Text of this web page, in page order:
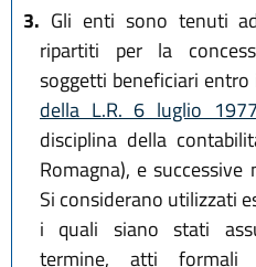
3. Gli enti sono tenuti
ripartiti per la
soggetti beneficiari
della L.R. 6 luglio
disciplina della
Romagna), e
Si considerano utilizzati
i quali siano stati
termine, atti formali